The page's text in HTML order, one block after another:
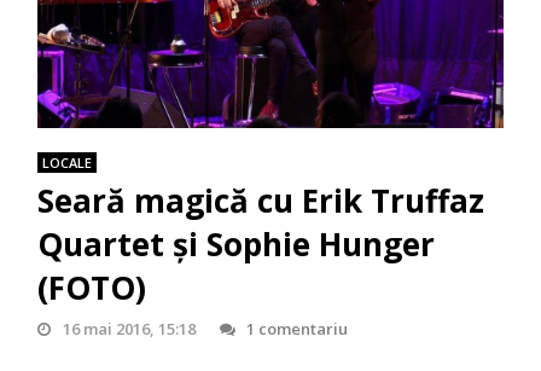
LOCALE
Seară magică cu Erik Truffaz
Quartet și Sophie Hunger
(FOTO)
16 mai 2016, 15:18 1 comentariu